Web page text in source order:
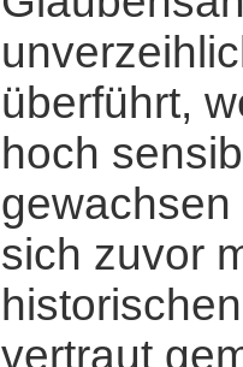
überführt,
hoch
sich zuvor
vertraut